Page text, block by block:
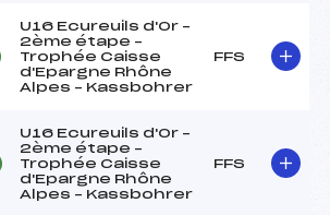
U16 Ecureuils d'Or –
2ème étape –
Trophée Caisse
d'Epargne Rhône
Alpes – Kassbohrer
FFS
U16 Ecureuils d'Or –
2ème étape –
Trophée Caisse
d'Epargne Rhône
Alpes – Kassbohrer
FFS